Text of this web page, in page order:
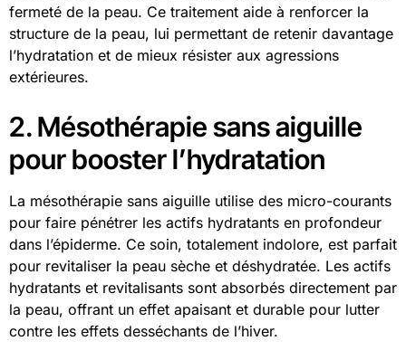
fermeté de la peau. Ce traitement aide à renforcer la
structure de la peau, lui permettant de retenir davantage
l’hydratation et de mieux résister aux agressions
extérieures.
2. Mésothérapie sans aiguille
pour booster l’hydratation
La mésothérapie sans aiguille utilise des micro-courants
pour faire pénétrer les actifs hydratants en profondeur
dans l’épiderme. Ce soin, totalement indolore, est parfait
pour revitaliser la peau sèche et déshydratée. Les actifs
hydratants et revitalisants sont absorbés directement par
la peau, offrant un effet apaisant et durable pour lutter
contre les effets desséchants de l’hiver.